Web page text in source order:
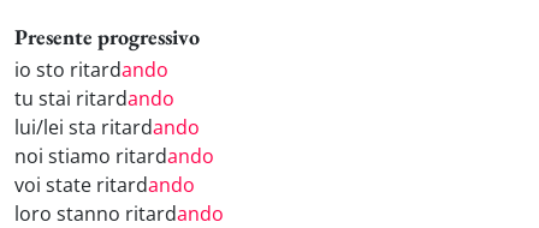
Presente progressivo
io sto ritardando
tu stai ritardando
lui/lei sta ritardando
noi stiamo ritardando
voi state ritardando
loro stanno ritardando